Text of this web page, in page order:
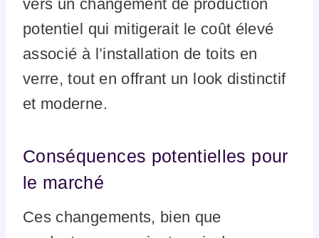
vers un changement de production
potentiel qui mitigerait le coût élevé
associé à l’installation de toits en
verre, tout en offrant un look distinctif
et moderne.
Conséquences potentielles pour
le marché
Ces changements, bien que